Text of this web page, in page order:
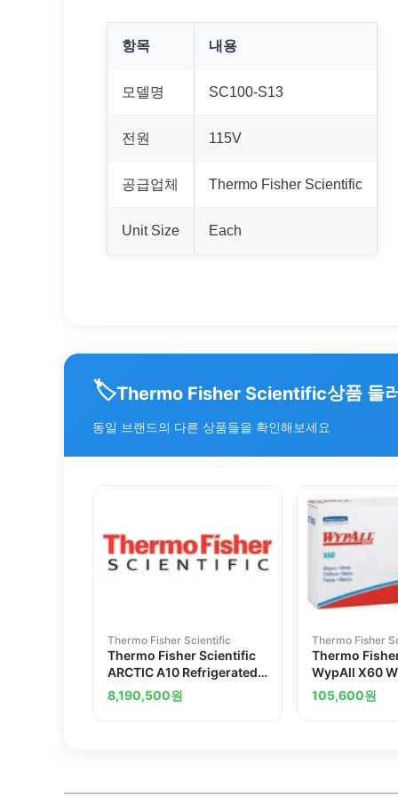
항목 내용
모델명 SC100-S13
전원 115V
공급업체 Thermo Fisher Scientific
Unit Size Each
🏷️Thermo Fisher Scientific상품 둘
동일 브랜드의 다른 상품들을 확인해보세요
Thermo Fisher Scientific
Thermo Fisher Scientific
ARCTIC A10 Refrigerated
Circulator, SC100-A10 ,
-10&deg; to +100&deg;C,
8,190,500원
Thermo Fisher
Thermo
WypAll X60
105,600원